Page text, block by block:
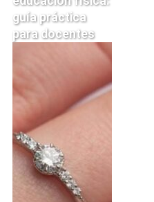
guía práctica
para docentes